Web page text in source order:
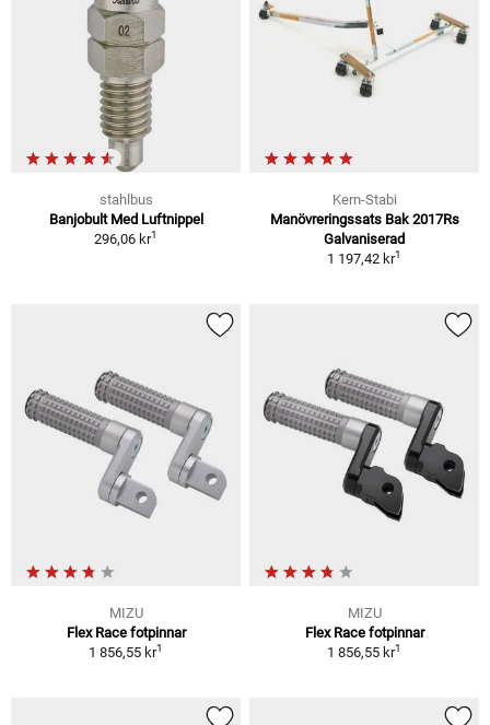
stahlbus
Banjobult Med Luftnippel
296,06 kr1
Kern-Stabi
Manövreringssats Bak 2017Rs
Galvaniserad
1 197,42 kr1
MIZU
Flex Race fotpinnar
1 856,55 kr1
MIZU
Flex Race fotpinnar
1 856,55 kr1